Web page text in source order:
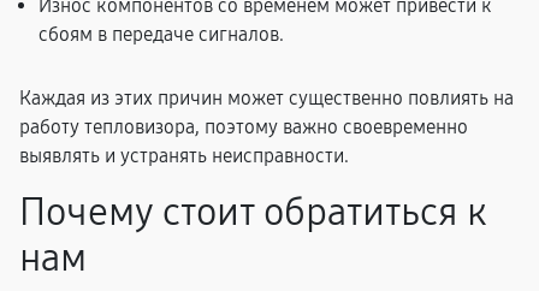
Износ компонентов со временем может привести к
сбоям в передаче сигналов.
Каждая из этих причин может существенно повлиять на
работу тепловизора, поэтому важно своевременно
выявлять и устранять неисправности.
Почему стоит обратиться к
нам